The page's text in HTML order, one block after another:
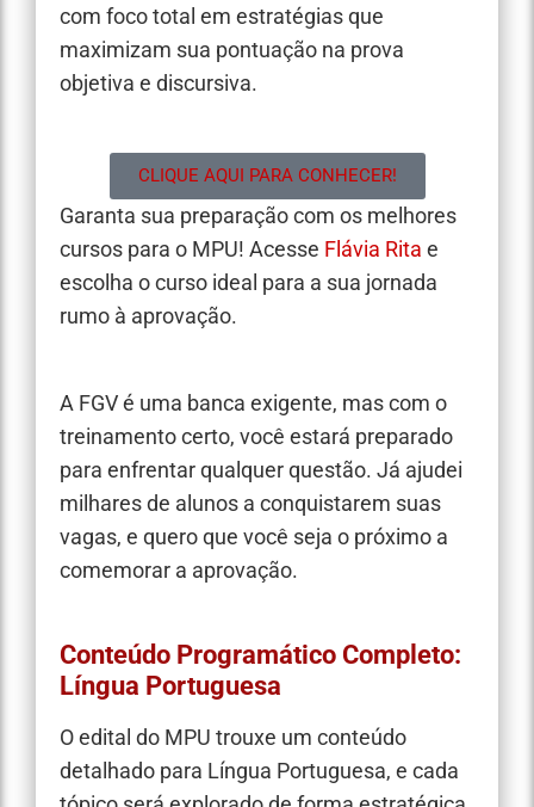
com foco total em estratégias que
maximizam sua pontuação na prova
objetiva e discursiva.
CLIQUE AQUI PARA CONHECER!
Garanta sua preparação com os melhores
cursos para o MPU! Acesse Flávia Rita e
escolha o curso ideal para a sua jornada
rumo à aprovação.
A FGV é uma banca exigente, mas com o
treinamento certo, você estará preparado
para enfrentar qualquer questão. Já ajudei
milhares de alunos a conquistarem suas
vagas, e quero que você seja o próximo a
comemorar a aprovação.
Conteúdo Programático Completo:
Língua Portuguesa
O edital do MPU trouxe um conteúdo
detalhado para Língua Portuguesa, e cada